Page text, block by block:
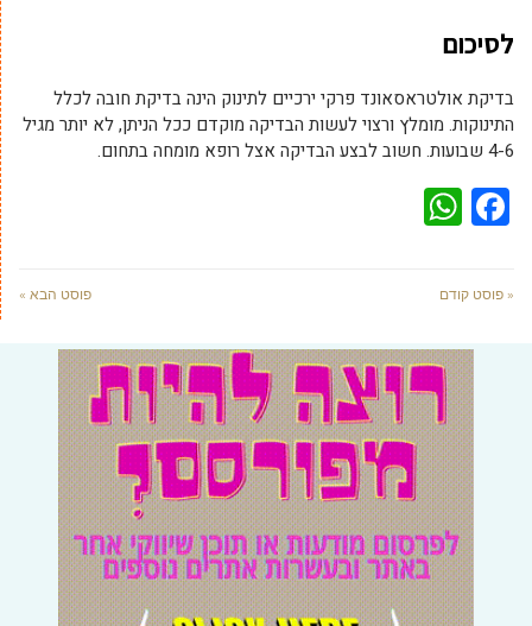
לסיכום
בדיקת אולטראסאונד פרקי ירכיים לתינוק הינה בדיקת חובה לכלל
התינוקות. מומלץ ורצוי לעשות הבדיקה מוקדם ככל הניתן, לא יותר מגיל
4-6 שבועות. חשוב לבצע הבדיקה אצל רופא מומחה בתחום.
Facebook
« פוסט קודם פוסט הבא »